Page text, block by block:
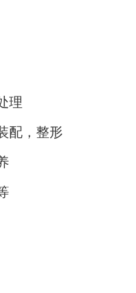
理
，整形